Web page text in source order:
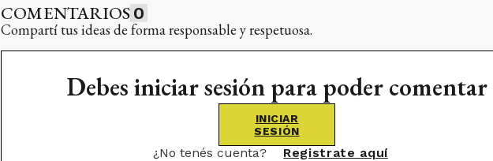
COMENTARIOS 0
Compartí tus ideas de forma responsable y respetuosa.
Debes iniciar sesión para poder comentar
INICIAR
SESIÓN
¿No tenés cuenta? Registrate aquí